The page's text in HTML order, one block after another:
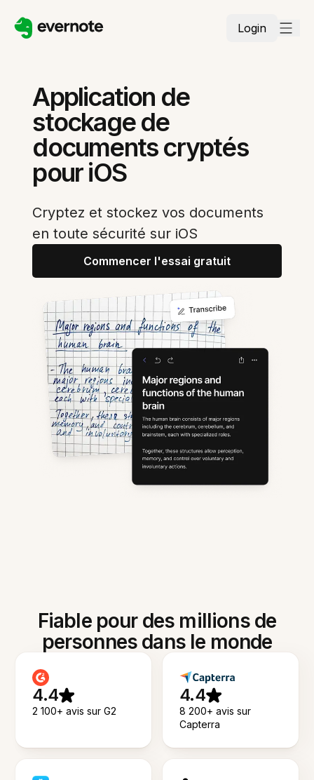
Login
Application de
stockage de
documents cryptés
pour iOS
Cryptez et stockez vos documents
en toute sécurité sur iOS
Commencer l'essai gratuit
Fiable pour des millions de
personnes dans le monde
4.4
2 100+ avis sur G2
4.4
8 200+ avis sur
Capterra